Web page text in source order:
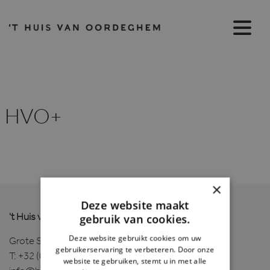
HVO+
't Huis van Oordeghem
Grote Steenweg 210, 9340 Oordegem
T: +32 (0)9/365.46.60
×
Deze website maakt
gebruik van cookies.
Deze website gebruikt cookies om uw
gebruikerservaring te verbeteren. Door onze
website te gebruiken, stemt u in met alle